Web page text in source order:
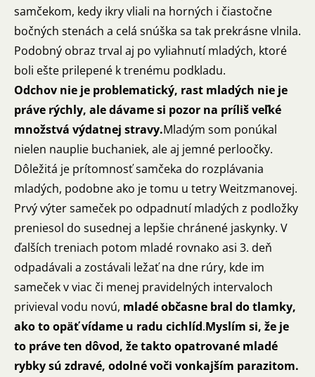
samčekom, kedy ikry vliali na horných i čiastočne
bočných stenách a celá snúška sa tak prekrásne vlnila.
Podobný obraz trval aj po vyliahnutí mladých, ktoré
boli ešte prilepené k trenému podkladu.
Odchov nie je problematický, rast mladých nie je
práve rýchly, ale dávame si pozor na príliš veľké
množstvá výdatnej stravy.Mladým som ponúkal
nielen nauplie buchaniek, ale aj jemné perloočky.
Dôležitá je prítomnosť samčeka do rozplávania
mladých, podobne ako je tomu u tetry Weitzmanovej.
Prvý výter sameček po odpadnutí mladých z podložky
preniesol do susednej a lepšie chránené jaskynky. V
ďalších treniach potom mladé rovnako asi 3. deň
odpadávali a zostávali ležať na dne rúry, kde im
sameček v viac či menej pravidelných intervaloch
privieval vodu novú, mladé občasne bral do tlamky,
ako to opäť vídame u radu cichlíd.Myslím si, že je
to práve ten dôvod, že takto opatrované mladé
rybky sú zdravé, odolné voči vonkajším parazitom.